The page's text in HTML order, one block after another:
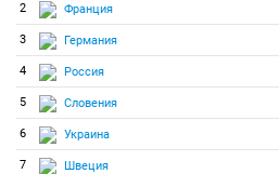
2 Франция
3 Германия
4 Россия
5 Словения
6 Украина
7 Швеция